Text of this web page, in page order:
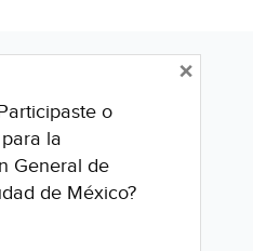
o
la
General de
de México?
×